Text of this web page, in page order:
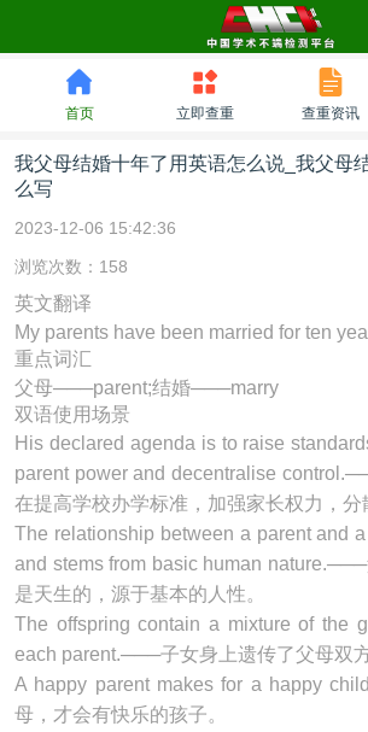
首页 立即查重 查重资讯
我父母结婚十年了用英语怎么说_我父母
么写
2023-12-06 15:42:36
浏览次数：158
英文翻译
My parents have been married for ten
重点词汇
父母───parent;结婚───marry
双语使用场景
His declared agenda is to raise
parent power and decentralise
在提高学校办学标准，加强家长权力，分
The relationship between a parentand a
and stems from basic human
是天生的，源于基本的人性。
The offspring contain a mixture of the
each parent.───子女身上遗传了父母双
A happy parentmakes for a happy
母，才会有快乐的孩子。